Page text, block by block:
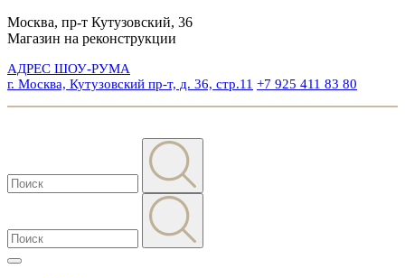
Москва, пр-т Кутузовский, 36
Магазин на реконструкции
АДРЕС ШОУ-РУМА
г. Москва, Кутузовский пр-т, д. 36, стр.11 +7 925 411 83 80